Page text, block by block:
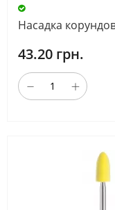
Насадка
43.20 грн.